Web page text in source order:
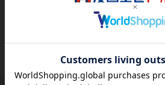
3,003
品切れ